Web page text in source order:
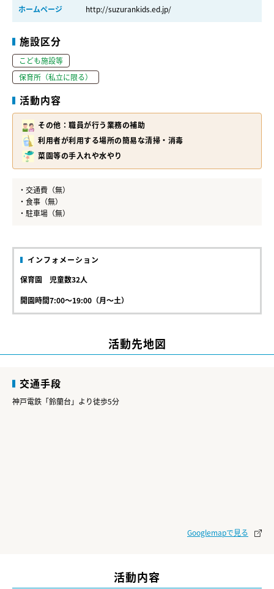
ホームページ
http://suzurankids.ed.jp/
施設区分
こども施設等
保育所（私立に限る）
活動内容
その他：職員が⾏う業務の補助
利用者が利用する場所の簡易な清掃・消毒
菜園等の手入れや水やり
・交通費（無）
・食事（無）
・駐車場（無）
インフォメーション
保育園 児童数32人
開園時間7:00～19:00（月～土）
活動先地図
交通手段
神戸電鉄「鈴蘭台」より徒歩5分
Googlemapで見る
活動内容